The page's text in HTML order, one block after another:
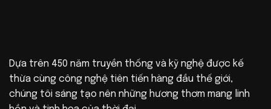
Dựa trên 450 năm truyền thống và kỹ nghệ được kế
thừa cùng công nghệ tiên tiến hàng đầu thế giới,
chúng tôi sáng tạo nên những hương thơm mang linh